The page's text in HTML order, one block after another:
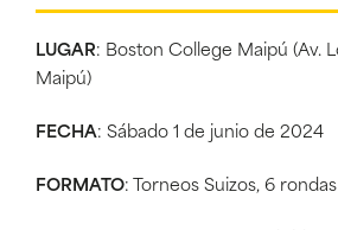
LUGAR: Boston College Maipú (Av.
Maipú)
FECHA: Sábado 1 de junio de 2024
FORMATO: Torneos Suizos, 6 rondas